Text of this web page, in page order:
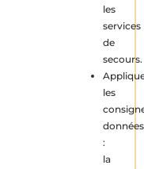
les
services
de
secours.
les
données
:
la